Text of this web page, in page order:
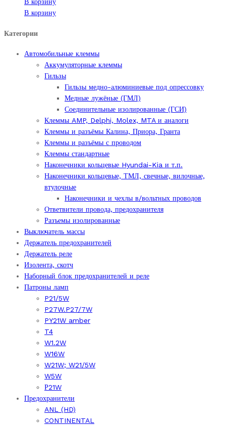
В корзину
Категории
Автомобильные клеммы
Аккумуляторные клеммы
Гильзы
Гильзы медно-алюминиевые под опрессовку
Медные лужёные (ГМЛ)
Соединительные изолированные (ГСИ)
Клеммы AMP, Delphi, Molex, MTA и аналоги
Клеммы и разъёмы Калина, Приора, Гранта
Клеммы и разъёмы с проводом
Клеммы стандартные
Наконечники кольцевые Hyundai-Kia и т.п.
Наконечники кольцевые, ТМЛ, свечные, вилочные,
втулочные
Наконечники и чехлы в/вольтных проводов
Ответвители провода, предохранителя
Разъемы изолированные
Выключатель массы
Держатель предохранителей
Держатель реле
Изолента, скотч
Наборный блок предохранителей и реле
Патроны ламп
P21/5W
P27W.P27/7W
PY21W amber
T4
W1.2W
W16W
W21W; W21/5W
W5W
Р21W
Предохранители
ANL (HD)
CONTINENTAL